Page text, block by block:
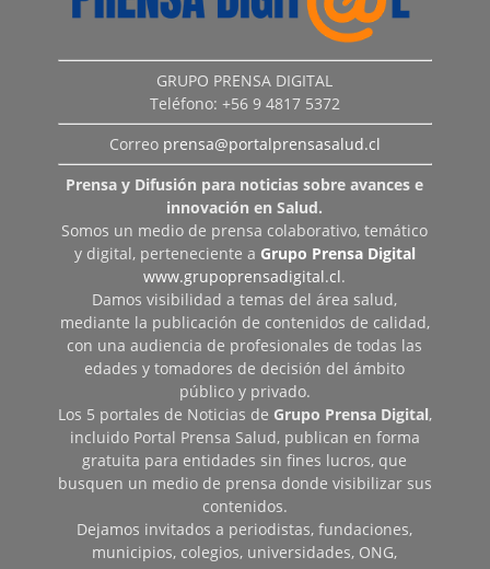
GRUPO PRENSA DIGITAL
Teléfono: +56 9 4817 5372
Correo prensa@portalprensasalud.cl
Prensa y Difusión para noticias sobre avances e
innovación en Salud.
Somos un medio de prensa colaborativo, temático
y digital, perteneciente a Grupo Prensa Digital
www.grupoprensadigital.cl.
Damos visibilidad a temas del área salud,
mediante la publicación de contenidos de calidad,
con una audiencia de profesionales de todas las
edades y tomadores de decisión del ámbito
público y privado.
Los 5 portales de Noticias de Grupo Prensa Digital,
incluido Portal Prensa Salud, publican en forma
gratuita para entidades sin fines lucros, que
busquen un medio de prensa donde visibilizar sus
contenidos.
Dejamos invitados a periodistas, fundaciones,
municipios, colegios, universidades, ONG,